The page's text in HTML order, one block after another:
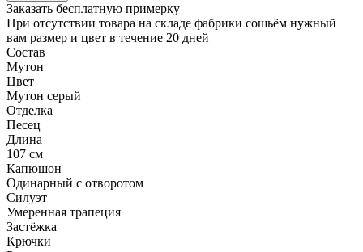
Заказать бесплатную примерку
При отсутствии товара на складе фабрики сошьём нужный
вам размер и цвет в течение 20 дней
Состав
Мутон
Цвет
Мутон серый
Отделка
Песец
Длина
107 см
Капюшон
Одинарный с отворотом
Силуэт
Умеренная трапеция
Застёжка
Крючки